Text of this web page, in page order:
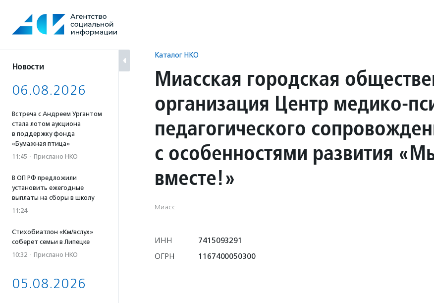
содержанию
Новости
06.08.2026
Встреча с Андреем Ургантом
стала лотом аукциона
в поддержку фонда
«Бумажная птица»
11:45 · Прислано НКО
В ОП РФ предложили
установить ежегодные
выплаты на сборы в школу
11:24
Стихобиатлон «Км/вслух»
соберет семьи в Липецке
10:32 · Прислано НКО
05.08.2026
Каталог НКО
Миасская городская
организация Центр медико-
педагогического
с особенностями развития
вместе!»
Миасс
ИНН
7415093291
ОГРН
1167400050300